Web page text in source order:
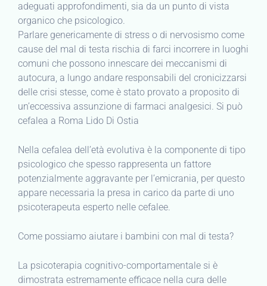
adeguati approfondimenti, sia da un punto di vista
organico che psicologico.
Parlare genericamente di stress o di nervosismo come
cause del mal di testa rischia di farci incorrere in luoghi
comuni che possono innescare dei meccanismi di
autocura, a lungo andare responsabili del cronicizzarsi
delle crisi stesse, come è stato provato a proposito di
un’eccessiva assunzione di farmaci analgesici. Si può
cefalea a Roma Lido Di Ostia
Nella cefalea dell’età evolutiva è la componente di tipo
psicologico che spesso rappresenta un fattore
potenzialmente aggravante per l’emicrania, per questo
appare necessaria la presa in carico da parte di uno
psicoterapeuta esperto nelle cefalee.
Come possiamo aiutare i bambini con mal di testa?
La psicoterapia cognitivo-comportamentale si è
dimostrata estremamente efficace nella cura delle